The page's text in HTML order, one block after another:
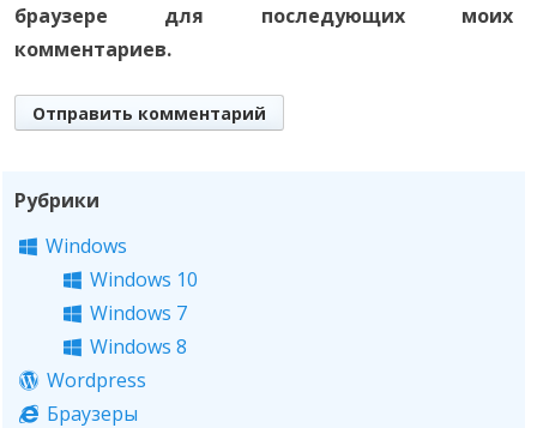
браузере для последующих моих
комментариев.
Рубрики
Windows
Windows 10
Windows 7
Windows 8
Wordpress
Браузеры